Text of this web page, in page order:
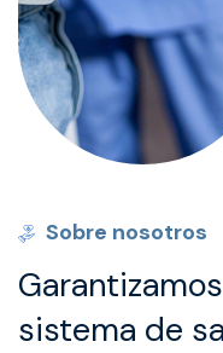
Sobre nosotros
Garantizamos
sistema de